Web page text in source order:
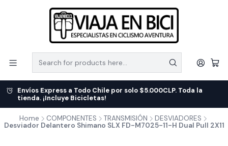
Envíos Express a Todo Chile por solo $5.000CLP. Toda la
tienda. ¡Incluye Bicicletas!
Home COMPONENTES TRANSMISIÓN
DESVIADORES
Desviador Delantero Shimano SLX FD-M7025-11-H Dual Pull 2X11